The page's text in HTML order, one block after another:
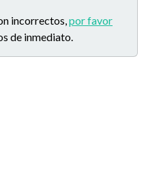
incorrectos,por favor
de inmediato.